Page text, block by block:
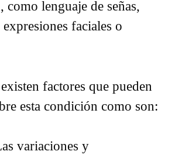
como lenguaje de señas,
expresiones faciales o
factores que pueden
esta condición como son:
variaciones y